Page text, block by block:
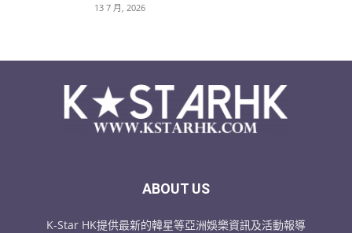
13 7 月, 2026
ABOUT US
K-Star HK提供最新的韓星等亞洲娛樂資訊及活動報導